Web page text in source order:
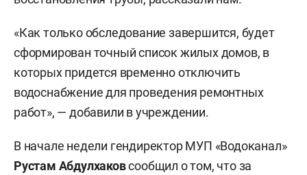
«Как только обследование завершится, будет
сформирован точный список жилых домов, в
которых придется временно отключить
водоснабжение для проведения ремонтных
работ», — добавили в учреждении.
В начале недели гендиректор МУП «Водоканал»
Рустам Абдулхаковсообщил о том, что за